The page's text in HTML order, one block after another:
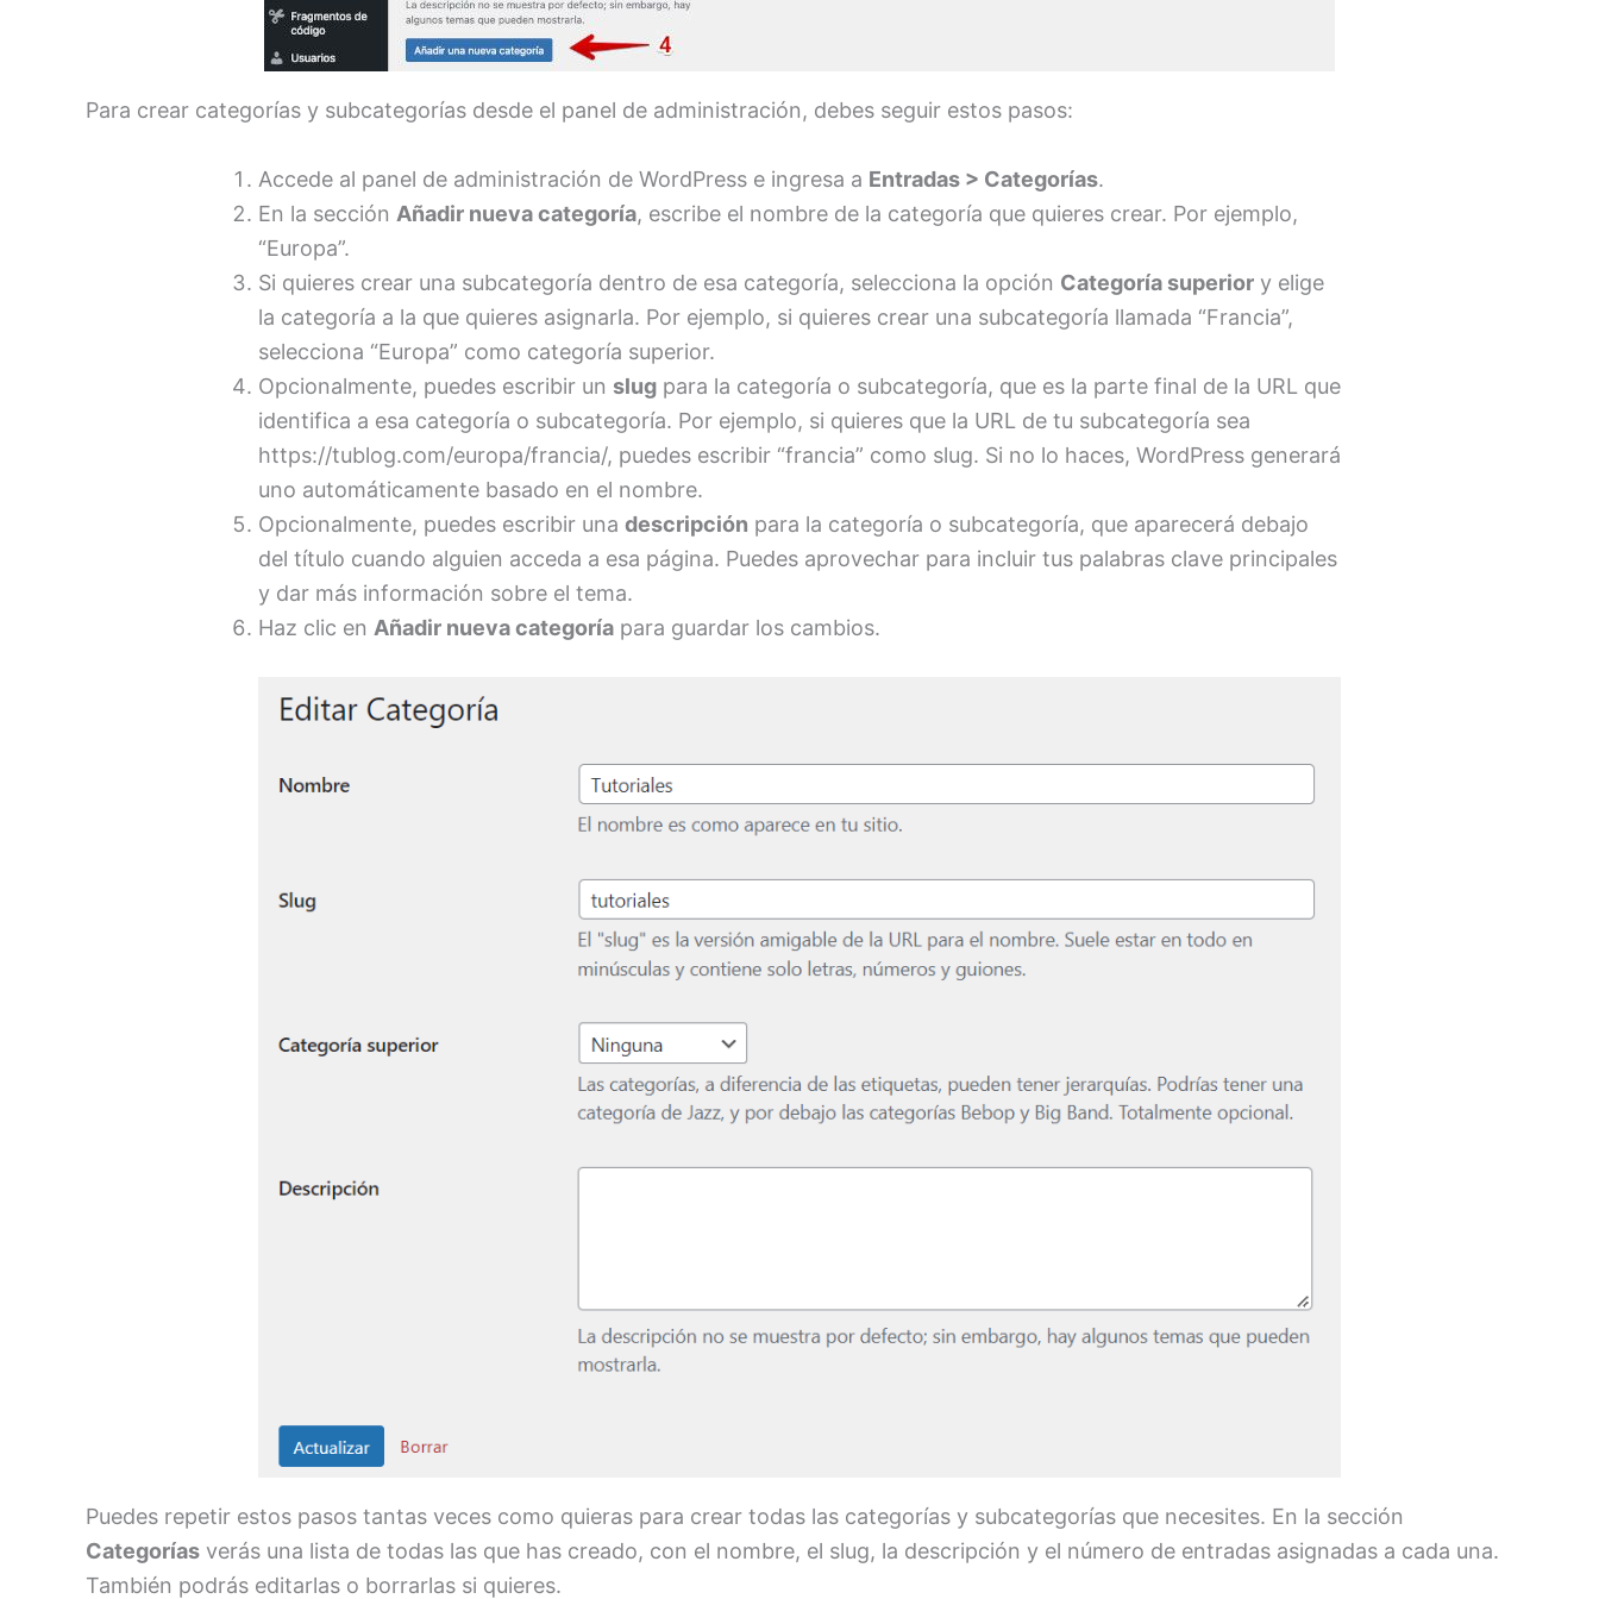
Para crear categorías y subcategorías desde el panel de administración, debes seguir estos pasos:
Accede al panel de administración de WordPress e ingresa a Entradas > Categorías.
En la sección Añadir nueva categoría, escribe el nombre de la categoría que quieres crear. Por ejemplo,
“Europa”.
Si quieres crear una subcategoría dentro de esa categoría, selecciona la opción Categoría superior y elige
la categoría a la que quieres asignarla. Por ejemplo, si quieres crear una subcategoría llamada “Francia”,
selecciona “Europa” como categoría superior.
Opcionalmente, puedes escribir un slug para la categoría o subcategoría, que es la parte final de la URL que
identifica a esa categoría o subcategoría. Por ejemplo, si quieres que la URL de tu subcategoría sea
https://tublog.com/europa/francia/, puedes escribir “francia” como slug. Si no lo haces, WordPress generará
uno automáticamente basado en el nombre.
Opcionalmente, puedes escribir una descripción para la categoría o subcategoría, que aparecerá debajo
del título cuando alguien acceda a esa página. Puedes aprovechar para incluir tus palabras clave principales
y dar más información sobre el tema.
Haz clic en Añadir nueva categoría para guardar los cambios.
Puedes repetir estos pasos tantas veces como quieras para crear todas las categorías y subcategorías que necesites. En la sección
Categorías verás una lista de todas las que has creado, con el nombre, el slug, la descripción y el número de entradas asignadas a cada una.
También podrás editarlas o borrarlas si quieres.